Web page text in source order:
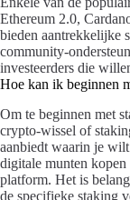
Ethereum 2.0,
bieden aantrekkelijke
community-
investeerders die
Hoe kan ik beginnen
Om te beginnen met
crypto-wissel of
aanbiedt waarin je
digitale munten kopen
platform. Het is
de specifieke staking